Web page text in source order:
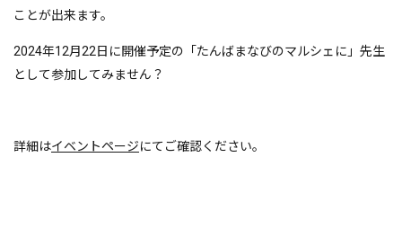
ことが出来ます。
2024年12月22日に開催予定の「たんばまなびのマルシェに」先生
として参加してみません？
詳細はイベントページにてご確認ください。